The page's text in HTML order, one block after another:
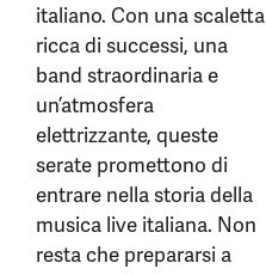
italiano. Con una scaletta
ricca di successi, una
band straordinaria e
un’atmosfera
elettrizzante, queste
serate promettono di
entrare nella storia della
musica live italiana. Non
resta che prepararsi a